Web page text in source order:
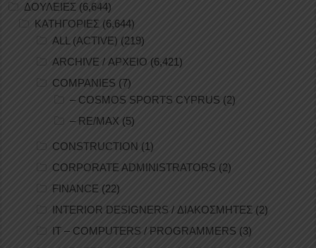
ΔΟΥΛΕΙΕΣ (6,644)
ΚΑΤΗΓΟΡΙΕΣ (6,644)
ALL (ACTIVE) (219)
ARCHIVE / ΑΡΧΕΙΟ (6,421)
COMPANIES (7)
– COSMOS SPORTS CYPRUS (2)
– RE/MAX (5)
CONSTRUCTION (1)
CORPORATE ADMINISTRATORS (2)
FINANCE (22)
INTERIOR DESIGNERS / ΔΙΑΚΟΣΜΗΤΕΣ (2)
IT – COMPUTERS / PROGRAMMERS (3)